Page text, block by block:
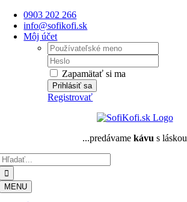
Skip
content
0903 202 266
info@sofikofi.sk
Môj účet
Username:
Password:
Zapamätať si ma
Registrovať
...predávame kávu s láskou
MENU